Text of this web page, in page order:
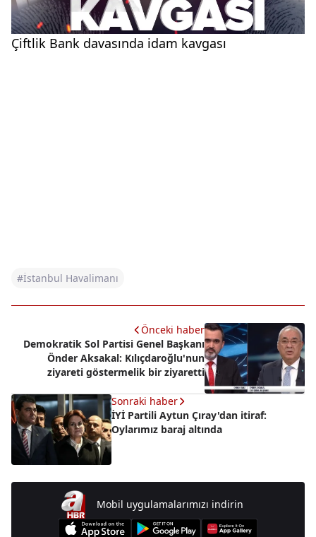
Çiftlik Bank davasında idam kavgası
#İstanbul Havalimanı
Önceki haber
Demokratik Sol Partisi Genel Başkanı
Önder Aksakal: Kılıçdaroğlu'nun
ziyareti göstermelik bir ziyaretti
Sonraki haber
İYİ Partili Aytun Çıray'dan itiraf:
Oylarımız baraj altında
Mobil uygulamalarımızı indirin